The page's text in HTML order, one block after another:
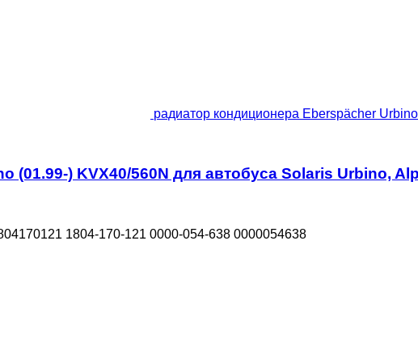
радиатор кондиционера Eberspächer
(01.99-) KVX40/560N для автобуса Solaris Urbino,
1804-170-121 0000-054-638 0000054638